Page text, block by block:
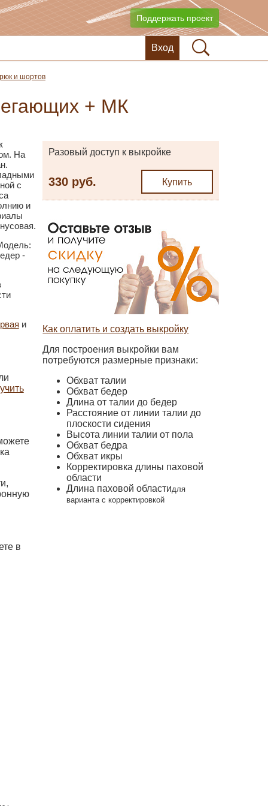
Поддержать проект
Вход
и шортов
+ МК
На
с
и
-
и
в
Разовый доступ к выкройке
330 руб. Купить
Как оплатить и создать выкройку
Для построения выкройки вам
потребуются размерные признаки:
Обхват талии
Обхват бедер
Длина от талии до бедер
Расстояние от линии талии до
плоскости сидения
Высота линии талии от пола
Обхват бедра
Обхват икры
Корректировка длины паховой
области
Длина паховой областидля
варианта с корректировкой